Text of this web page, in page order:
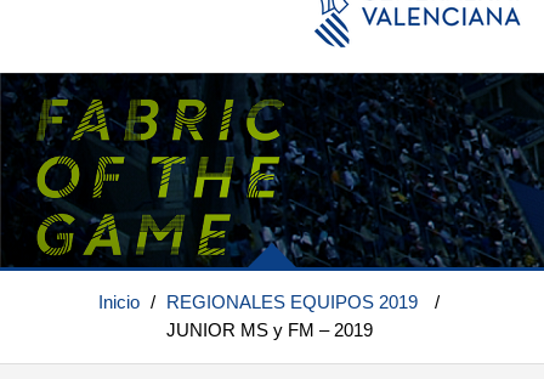
Inicio / REGIONALES EQUIPOS 2019
/
JUNIOR MS y FM – 2019